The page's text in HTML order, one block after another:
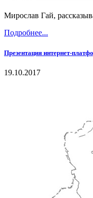
Мирослав Гай,
Подробнее...
Презентация интернет-
19.10.2017